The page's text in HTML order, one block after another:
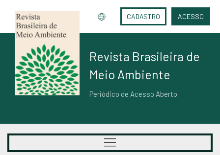
CADASTRO ACESSO
Revista Brasileira de
Meio Ambiente
Periódico de Acesso Aberto